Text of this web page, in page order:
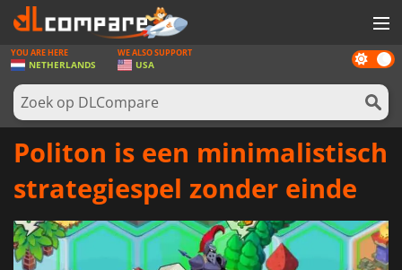
SPELLEN
GAME CARDS
SOFTWARE
LOG IN OF REGISTREER
Dark
mode
YOU ARE HERE
NETHERLANDS
WE ALSO SUPPORT
USA
Politon is een minimalistisch
strategiespel zonder einde